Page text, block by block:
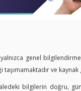
genel
taşımamaktadır ve
bilgilerin doğru,